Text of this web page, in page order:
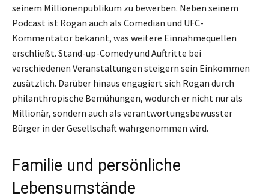
seinem Millionenpublikum zu bewerben. Neben seinem
Podcast ist Rogan auch als Comedian und UFC-
Kommentator bekannt, was weitere Einnahmequellen
erschließt. Stand-up-Comedy und Auftritte bei
verschiedenen Veranstaltungen steigern sein Einkommen
zusätzlich. Darüber hinaus engagiert sich Rogan durch
philanthropische Bemühungen, wodurch er nicht nur als
Millionär, sondern auch als verantwortungsbewusster
Bürger in der Gesellschaft wahrgenommen wird.
Familie und persönliche
Lebensumstände